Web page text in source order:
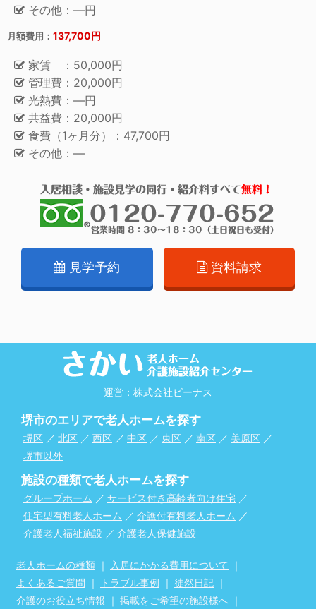
その他：―円
月額費用： 137,700円
家賃 ：50,000円
管理費：20,000円
光熱費：―円
共益費：20,000円
食費（1ヶ月分）：47,700円
その他：―
見学予約 資料請求
運営：株式会社ビーナス
堺市のエリアで老人ホームを探す
堺区 ／ 北区 ／ 西区 ／ 中区 ／ 東区 ／ 南区 ／ 美原区 ／
堺市以外
施設の種類で老人ホームを探す
グループホーム ／ サービス付き高齢者向け住宅 ／
住宅型有料老人ホーム ／ 介護付有料老人ホーム ／
介護老人福祉施設 ／ 介護老人保健施設
老人ホームの種類 ｜ 入居にかかる費用について
｜
よくあるご質問 ｜ トラブル事例 ｜ 徒然日記 ｜
介護のお役立ち情報 ｜ 掲載をご希望の施設様へ ｜